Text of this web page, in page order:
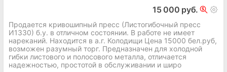
15 000 руб.
Продается кривошипный пресс (Листогибочный пресс
И1330) б.у. в отличном состоянии. В работе не имеет
нареканий. Находится в а.г. Колодищи Цена 15000 бел.руб,
возможен разумный торг. Предназначен для холодной
гибки листового и полосового металла, отличается
надежностью, простотой в обслуживании и широ